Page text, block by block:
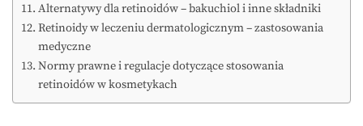
Alternatywy dla retinoidów – bakuchiol i inne składniki
Retinoidy w leczeniu dermatologicznym – zastosowania
medyczne
Normy prawne i regulacje dotyczące stosowania
retinoidów w kosmetykach